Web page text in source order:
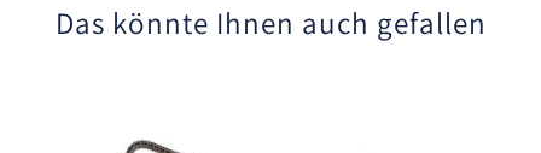
Das könnte Ihnen auch gefallen